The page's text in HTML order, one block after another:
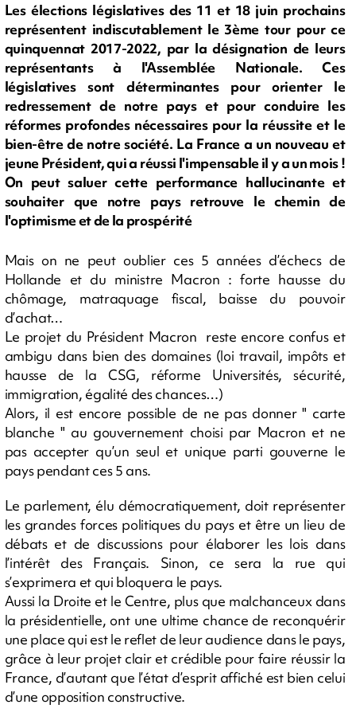
Les élections législatives des 11 et 18 juin prochains
représentent indiscutablement le 3ème tour pour ce
quinquennat 2017-2022, par la désignation de leurs
représentants à l'Assemblée Nationale. Ces
législatives sont déterminantes pour orienter le
redressement de notre pays et pour conduire les
réformes profondes nécessaires pour la réussite et le
bien-être de notre société. La France a un nouveau et
jeune Président, qui a réussi l'impensable il y a un mois !
On peut saluer cette performance hallucinante et
souhaiter que notre pays retrouve le chemin de
l'optimisme et de la prospérité
Mais on ne peut oublier ces 5 années d’échecs de
Hollande et du ministre Macron : forte hausse du
chômage, matraquage fiscal, baisse du pouvoir
d’achat…
Le projet du Président Macron reste encore confus et
ambigu dans bien des domaines (loi travail, impôts et
hausse de la CSG, réforme Universités, sécurité,
immigration, égalité des chances…)
Alors, il est encore possible de ne pas donner " carte
blanche " au gouvernement choisi par Macron et ne
pas accepter qu’un seul et unique parti gouverne le
pays pendant ces 5 ans.
Le parlement, élu démocratiquement, doit représenter
les grandes forces politiques du pays et être un lieu de
débats et de discussions pour élaborer les lois dans
l’intérêt des Français. Sinon, ce sera la rue qui
s’exprimera et qui bloquera le pays.
Aussi la Droite et le Centre, plus que malchanceux dans
la présidentielle, ont une ultime chance de reconquérir
une place qui est le reflet de leur audience dans le pays,
grâce à leur projet clair et crédible pour faire réussir la
France, d’autant que l’état d’esprit affiché est bien celui
d’une opposition constructive.